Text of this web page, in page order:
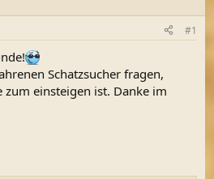
#1
Schatzsucher fragen,
zum einsteigen ist. Danke im